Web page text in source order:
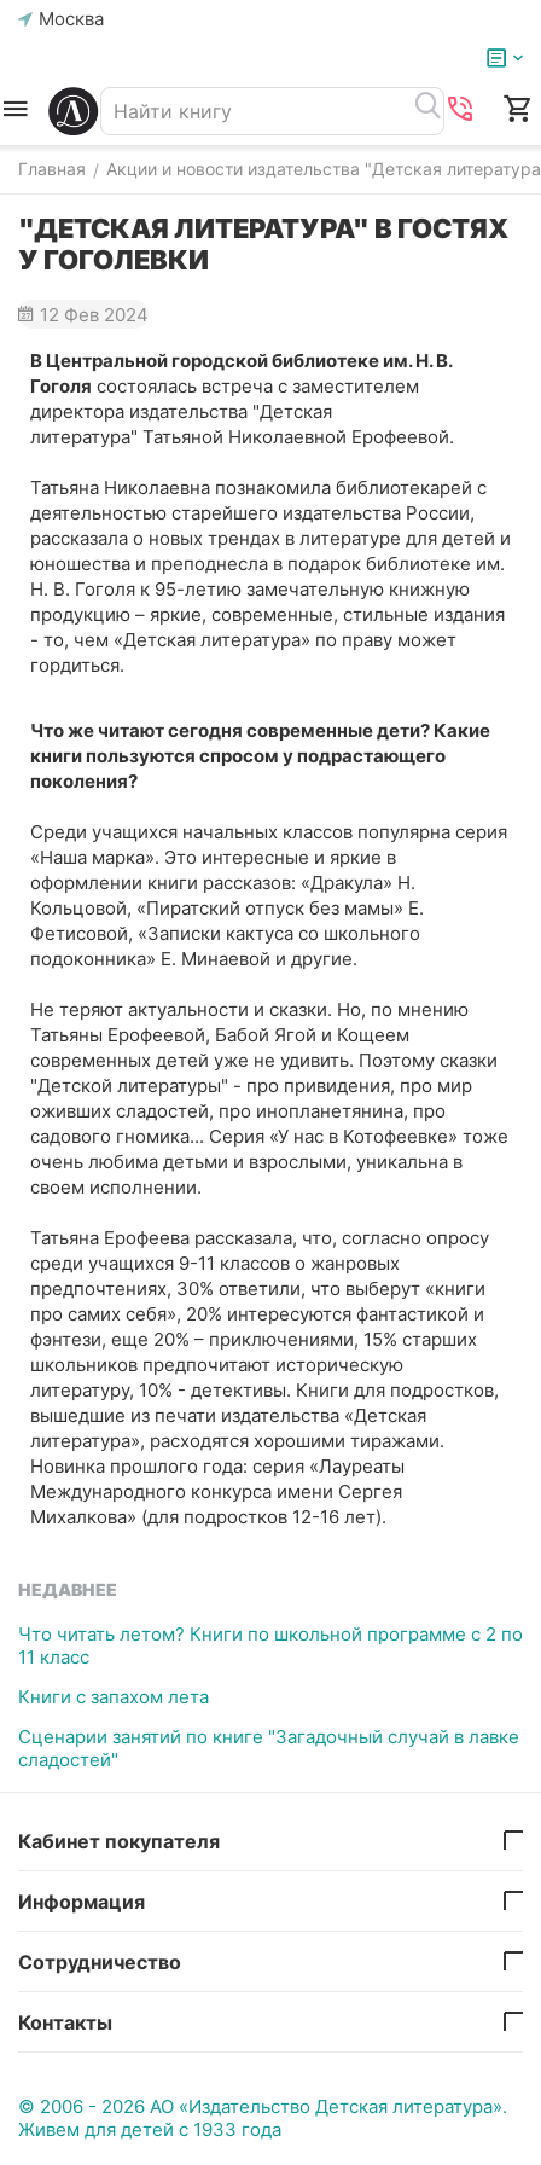
Москва
Главная / Акции и новости издательства "Детская
"ДЕТСКАЯ ЛИТЕРАТУРА" В ГОСТЯХ
У ГОГОЛЕВКИ
12 Фев 2024
В Центральной городской библиотеке им. Н. В.
Гоголя состоялась встреча с заместителем
директора издательства "Детская
литература" Татьяной Николаевной Ерофеевой.
Татьяна Николаевна познакомила библиотекарей с
деятельностью старейшего издательства России,
рассказала о новых трендах в литературе для детей и
юношества и преподнесла в подарок библиотеке им.
Н. В. Гоголя к 95-летию замечательную книжную
продукцию – яркие, современные, стильные издания
- то, чем «Детская литература» по праву может
гордиться.
Что же читают сегодня современные дети? Какие
книги пользуются спросом у подрастающего
поколения?
Среди учащихся начальных классов популярна серия
«Наша марка». Это интересные и яркие в
оформлении книги рассказов: «Дракула» Н.
Кольцовой, «Пиратский отпуск без мамы» Е.
Фетисовой, «Записки кактуса со школьного
подоконника» Е. Минаевой и другие.
Не теряют актуальности и сказки. Но, по мнению
Татьяны Ерофеевой, Бабой Ягой и Кощеем
современных детей уже не удивить. Поэтому сказки
"Детской литературы" - про привидения, про мир
оживших сладостей, про инопланетянина, про
садового гномика... Серия «У нас в Котофеевке» тоже
очень любима детьми и взрослыми, уникальна в
своем исполнении.
Татьяна Ерофеева рассказала, что, согласно опросу
среди учащихся 9-11 классов о жанровых
предпочтениях, 30% ответили, что выберут «книги
про самих себя», 20% интересуются фантастикой и
фэнтези, еще 20% – приключениями, 15% старших
школьников предпочитают историческую
литературу, 10% - детективы. Книги для подростков,
вышедшие из печати издательства «Детская
литература», расходятся хорошими тиражами.
Новинка прошлого года: серия «Лауреаты
Международного конкурса имени Сергея
Михалкова» (для подростков 12-16 лет).
НЕДАВНЕЕ
Что читать летом? Книги по школьной программе с 2 по
11 класс
Книги с запахом лета
Сценарии занятий по книге "Загадочный случай в лавке
сладостей"
Кабинет покупателя
Информация
Сотрудничество
Контакты
© 2006 - 2026 АО «Издательство Детская литература».
Живем для детей с 1933 года